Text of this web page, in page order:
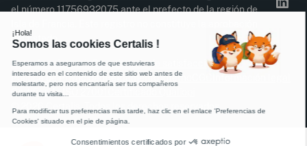
el número 11756932075 ante el prefecto de la región de
del Estado.
© 2026 Certalis. Todos los derechos reservados.
Acta de asistenciaCuestionario de satisfacción
Política de PrivacidadReglamento interno
Información legal
Certificado ISO 27001